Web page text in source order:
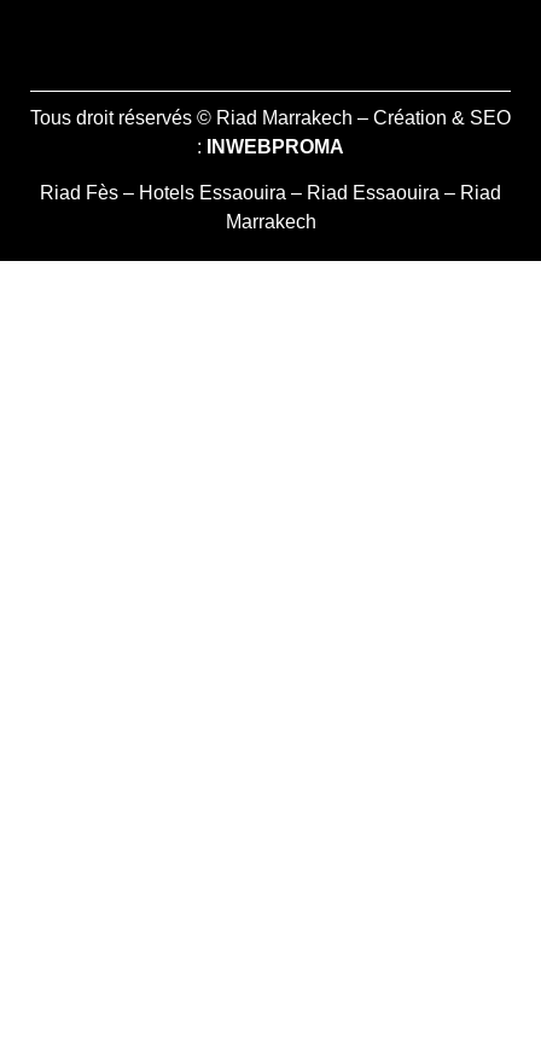
Tous droit réservés © Riad Marrakech – Création & SEO
:
INWEBPROMA
Riad Fès – Hotels Essaouira – Riad Essaouira – Riad
Marrakech